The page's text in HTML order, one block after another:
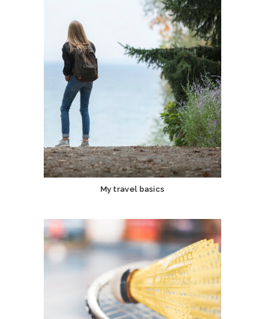
My travel basics